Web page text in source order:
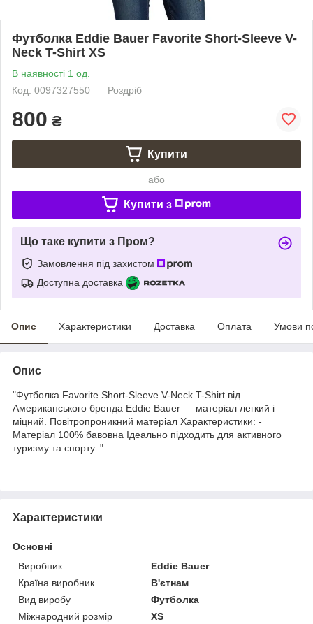
Футболка Eddie Bauer Favorite Short-Sleeve V-
Neck T-Shirt XS
В наявності 1 од.
Код: 0097327550
Роздріб
800 ₴
Купити
або
Купити з
Що таке купити з Пром?
Замовлення під захистом
Доступна доставка
Опис Характеристики Доставка Оплата Умови
Опис
"Футболка Favorite Short-Sleeve V-Neck T-Shirt від
Американського бренда Eddie Bauer — матеріал легкий і
міцний. Повітропроникний матеріал Характеристики: -
Матеріал 100% бавовна Ідеально підходить для активного
туризму та спорту. "
Характеристики
Основні
Виробник
Eddie Bauer
Країна виробник
В'єтнам
Вид виробу
Футболка
Міжнародний розмір
XS